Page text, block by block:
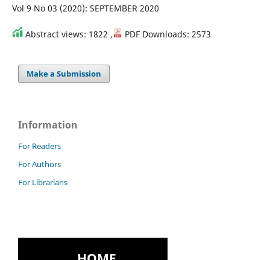
Vol 9 No 03 (2020): SEPTEMBER 2020
Abstract views: 1822 , PDF Downloads: 2573
Make a Submission
Information
For Readers
For Authors
For Librarians